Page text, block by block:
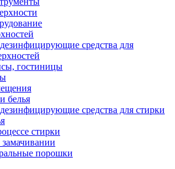
средства для
гостиницы
белья
средства для стирки
стирки
порошки